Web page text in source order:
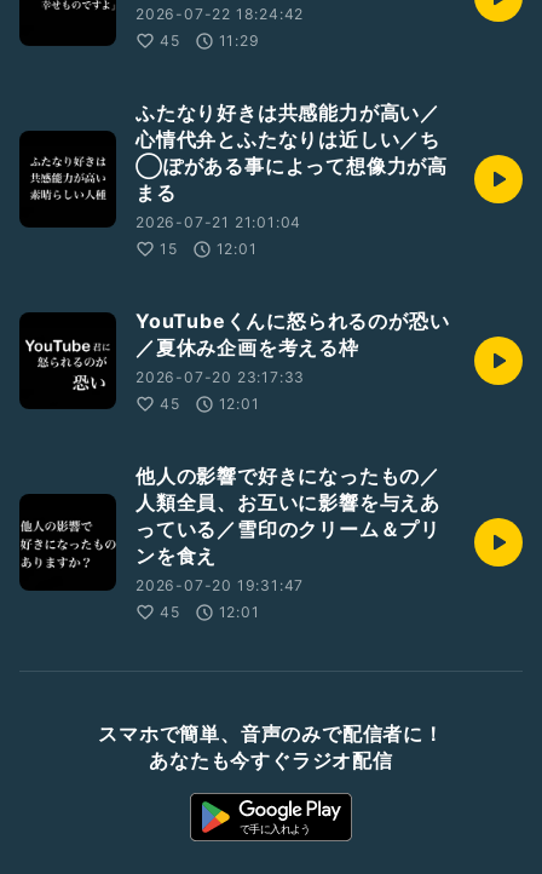
2026-07-22 18:24:42
45
11:29
ふたなり好きは共感能力が高い／
心情代弁とふたなりは近しい／ち
◯ぽがある事によって想像力が高
まる
2026-07-21 21:01:04
15
12:01
YouTubeくんに怒られるのが恐い
／夏休み企画を考える枠
2026-07-20 23:17:33
45
12:01
他人の影響で好きになったもの／
人類全員、お互いに影響を与えあ
っている／雪印のクリーム＆プリ
ンを食え
2026-07-20 19:31:47
45
12:01
スマホで簡単、音声のみで配信者に！
あなたも今すぐラジオ配信